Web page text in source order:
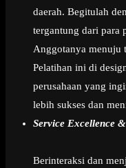
daerah. Begitulah
tergantung dari para
Anggotanya menuju
Pelatihan ini di
perusahaan yang
lebih sukses dan
Service Excellence
Berinteraksi dan